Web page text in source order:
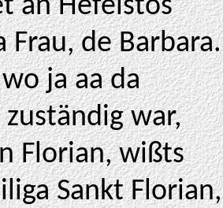
an Hefeistos
Frau, de Barbara.
ja aa da
war,
Florian, wißts
Sankt Florian,